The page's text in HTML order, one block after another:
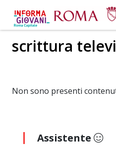
scrittura
Non sono presenti
Assistente